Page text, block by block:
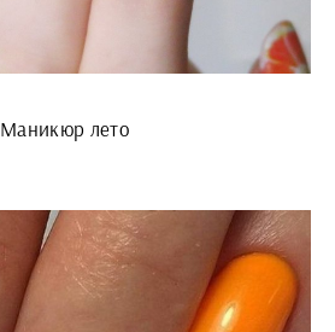
Маникюр лето